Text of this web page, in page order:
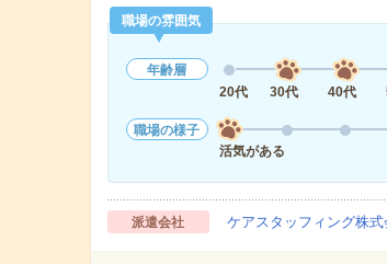
職場の雰囲気
年齢層
20代
30代 40代
職場の様子
活気がある
派遣会社 ケアスタッフィング株式